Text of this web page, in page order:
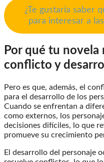
¿Te gustaría saber
para interesar a
Por qué tu
conflicto y
Pero es que, además, el
para el desarrollo de los
Cuando se enfrentan a
como externos, los
decisiones difíciles, lo que
promueve su crecimiento
El desarrollo del personaje